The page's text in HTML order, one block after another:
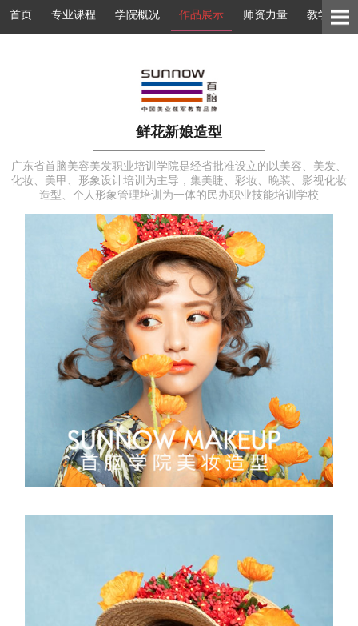
首页 专业课程 学院概况 作品展示 师资力量 教学环境
鲜花新娘造型
广东省首脑美容美发职业培训学院是经省批准设立的以美容、美发、
化妆、美甲、形象设计培训为主导，集美睫、彩妆、晚装、影视化妆
造型、个人形象管理培训为一体的民办职业技能培训学校